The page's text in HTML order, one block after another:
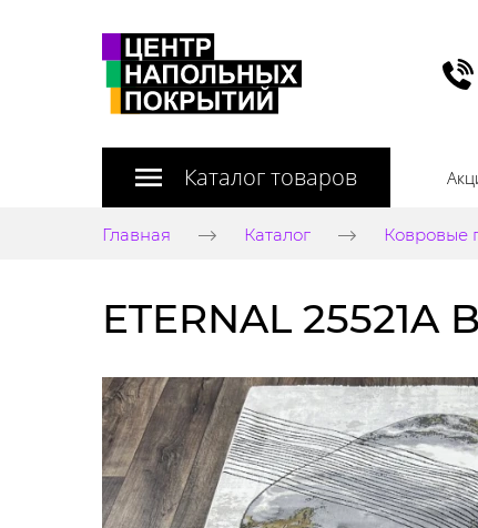
Каталог товаров
Главная Каталог Ковровые
ETERNAL 25521A